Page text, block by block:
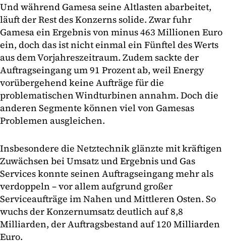
Und während Gamesa seine Altlasten abarbeitet,
läuft der Rest des Konzerns solide. Zwar fuhr
Gamesa ein Ergebnis von minus 463 Millionen Euro
ein, doch das ist nicht einmal ein Fünftel des Werts
aus dem Vorjahreszeitraum. Zudem sackte der
Auftragseingang um 91 Prozent ab, weil Energy
vorübergehend keine Aufträge für die
problematischen Windturbinen annahm. Doch die
anderen Segmente können viel von Gamesas
Problemen ausgleichen.
Insbesondere die Netztechnik glänzte mit kräftigen
Zuwächsen bei Umsatz und Ergebnis und Gas
Services konnte seinen Auftragseingang mehr als
verdoppeln – vor allem aufgrund großer
Serviceaufträge im Nahen und Mittleren Osten. So
wuchs der Konzernumsatz deutlich auf 8,8
Milliarden, der Auftragsbestand auf 120 Milliarden
Euro.